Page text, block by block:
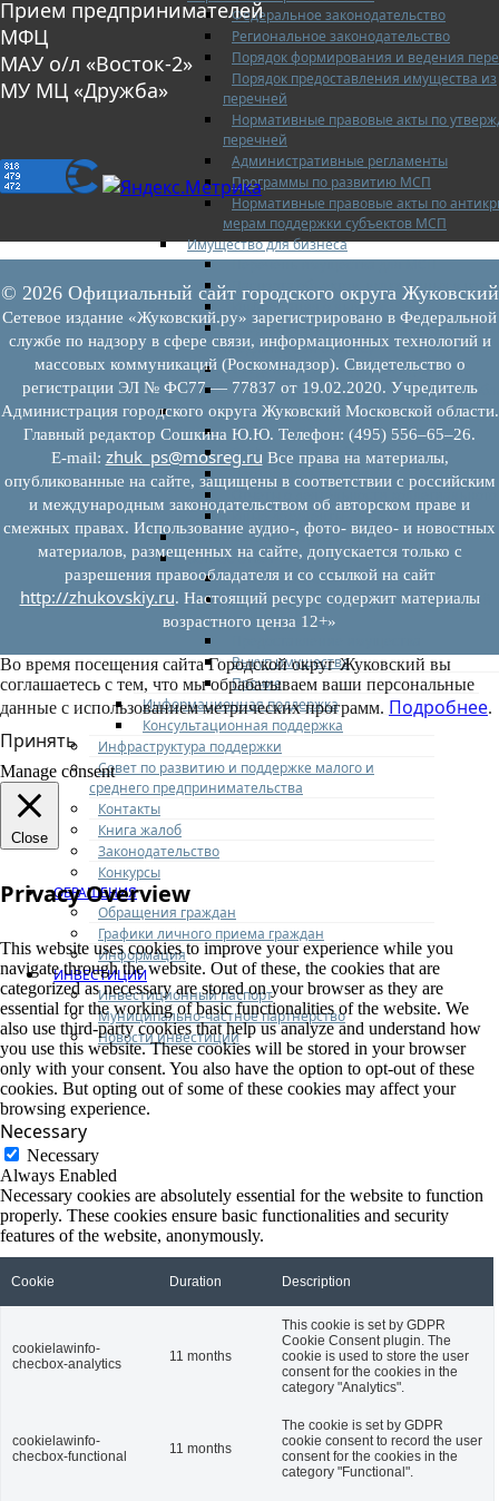
Федеральное законодательство
Региональное законодательство
Порядок формирования и ведения
Порядок предоставления имущества из
перечней
Нормативные правовые акты по
перечней
Административные регламенты
Программы по развитию МСП
Нормативные правовые акты по
мерам поддержки субъектов МСП
Имущество для бизнеса
Перечень имущества для МСП
Паспорта объектов, включенных в
Информация о льготах
Сведения о коммерческой
предлагаемой бизнесу
Сведения о проводимых торгах
Инвестиционная карта Московской
Коллегиальный орган
Регламентирующие документы
График заседаний
Протоколы заседаний
Отчеты о деятельности
Иные документы
Материалы Корпорации МСП
Вопрос-ответ
Общие вопросы
Наполнение и актуализация перечней
имущества
Выкуп имущества
Прочие
Информационная поддержка
Консультационная поддержка
Инфраструктура поддержки
Совет по развитию и поддержке малого и
среднего предпринимательства
Контакты
Книга жалоб
Законодательство
Конкурсы
ОБРАЩЕНИЯ
Обращения граждан
Графики личного приема граждан
Информация
ИНВЕСТИЦИИ
Инвестиционный паспорт
Муниципально-частное партнерство
Новости инвестиций
Прием предпринимателей
МФЦ
МАУ о/л «Восток-2»
МУ МЦ «Дружба»
© 2026 Официальный сайт городского округа Жуковский
Сетевое издание «Жуковский.ру» зарегистрировано в Федеральной
службе по надзору в сфере связи, информационных технологий и
массовых коммуникаций (Роскомнадзор). Свидетельство о
регистрации ЭЛ № ФС77 — 77837 от 19.02.2020. Учредитель
Администрация городского округа Жуковский Московской области.
Главный редактор Сошкина Ю.Ю. Телефон: (495) 556–65–26.
E‑mail: zhuk_ps@mosreg.ru Все права на материалы,
опубликованные на сайте, защищены в соответствии с российским
и международным законодательством об авторском праве и
смежных правах. Использование аудио-, фото- видео- и новостных
материалов, размещенных на сайте, допускается только с
разрешения правообладателя и со ссылкой на сайт
http://zhukovskiy.ru. Настоящий ресурс содержит материалы
возрастного ценза 12+»
Во время посещения сайта Городской округ Жуковский вы
соглашаетесь с тем, что мы обрабатываем ваши персональные
данные с использованием метрических программ. Подробнее.
Принять
Manage consent
Close
Privacy Overview
This website uses cookies to improve your experience while you
navigate through the website. Out of these, the cookies that are
categorized as necessary are stored on your browser as they are
essential for the working of basic functionalities of the website. We
also use third-party cookies that help us analyze and understand how
you use this website. These cookies will be stored in your browser
only with your consent. You also have the option to opt-out of these
cookies. But opting out of some of these cookies may affect your
browsing experience.
Necessary
Necessary
Always Enabled
Necessary cookies are absolutely essential for the website to function
properly. These cookies ensure basic functionalities and security
features of the website, anonymously.
Cookie Duration Description
cookielawinfo-
checbox-analytics
11 months
This cookie is set by GDPR
Cookie Consent plugin. The
cookie is used to store the user
consent for the cookies in the
category "Analytics".
cookielawinfo-
checbox-functional
11 months
The cookie is set by GDPR
cookie consent to record the user
consent for the cookies in the
category "Functional".